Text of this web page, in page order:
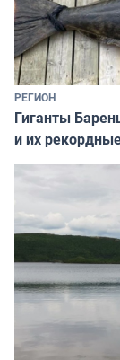
РЕГИОН
Гиганты
и их